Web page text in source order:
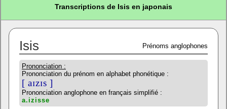
Transcriptions de Isis en japonais
Isis Prénoms anglophones
Prononciation :
Prononciation du prénom en alphabet phonétique :
[ aɪzɪs ]
Prononciation anglophone en français simplifié :
a.izisse